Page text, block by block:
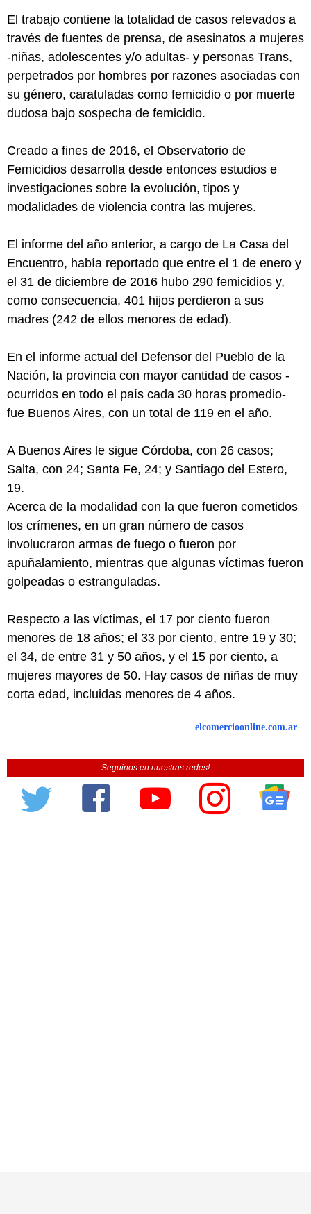
El trabajo contiene la totalidad de casos relevados a
través de fuentes de prensa, de asesinatos a mujeres
-niñas, adolescentes y/o adultas- y personas Trans,
perpetrados por hombres por razones asociadas con
su género, caratuladas como femicidio o por muerte
dudosa bajo sospecha de femicidio.
Creado a fines de 2016, el Observatorio de
Femicidios desarrolla desde entonces estudios e
investigaciones sobre la evolución, tipos y
modalidades de violencia contra las mujeres.
El informe del año anterior, a cargo de La Casa del
Encuentro, había reportado que entre el 1 de enero y
el 31 de diciembre de 2016 hubo 290 femicidios y,
como consecuencia, 401 hijos perdieron a sus
madres (242 de ellos menores de edad).
En el informe actual del Defensor del Pueblo de la
Nación, la provincia con mayor cantidad de casos -
ocurridos en todo el país cada 30 horas promedio-
fue Buenos Aires, con un total de 119 en el año.
A Buenos Aires le sigue Córdoba, con 26 casos;
Salta, con 24; Santa Fe, 24; y Santiago del Estero,
19.
Acerca de la modalidad con la que fueron cometidos
los crímenes, en un gran número de casos
involucraron armas de fuego o fueron por
apuñalamiento, mientras que algunas víctimas fueron
golpeadas o estranguladas.
Respecto a las víctimas, el 17 por ciento fueron
menores de 18 años; el 33 por ciento, entre 19 y 30;
el 34, de entre 31 y 50 años, y el 15 por ciento, a
mujeres mayores de 50. Hay casos de niñas de muy
corta edad, incluidas menores de 4 años.
elcomercioonline.com.ar
Seguinos en nuestras redes!